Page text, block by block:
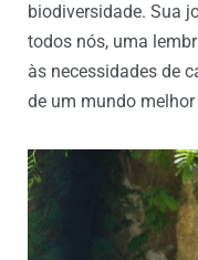
biodiversidade. Sua
todos nós, uma
às necessidades de
de um mundo